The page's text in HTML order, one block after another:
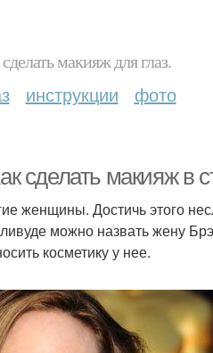
макияж для глаз.
инструкции фото
сделать макияж в
женщины. Достичь этого
можно назвать жену
косметику у нее.